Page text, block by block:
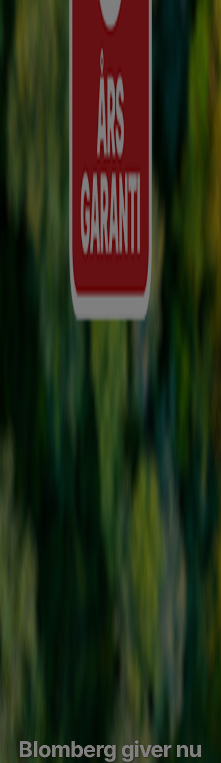
Blomberg giver nu